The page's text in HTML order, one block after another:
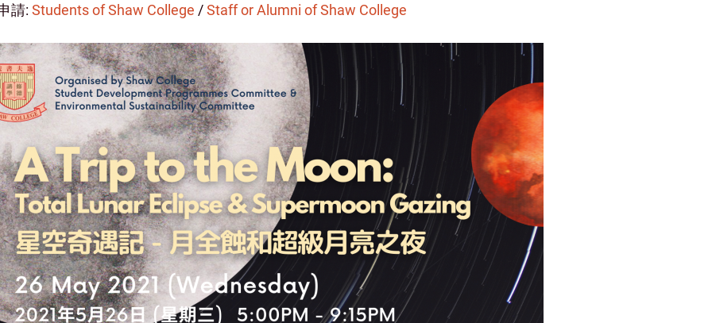
請: Students of Shaw College /Staff or Alumni of Shaw College